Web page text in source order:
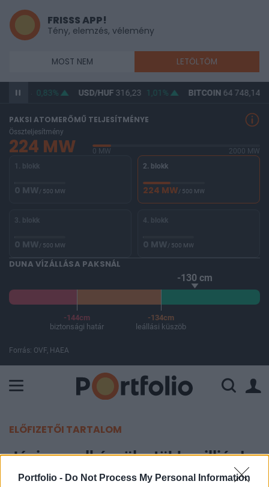
Portfolio - Do Not Process My Personal Information
FRISSS APP!
Tény, elemzés, vélemény
MOST NEM LETÖLTÖM
364,74 0,83% USD/HUF316,23 1,01% BITCOIN64 748,14
PAKSI ATOMERŐMŰ TELJESÍTMÉNYE
Összteljesítmény
224 MW 0 MW
2000 MW
1. blokk
0 MW/ 500 MW
2. blokk
224 MW/ 500 MW
3. blokk
0 MW/ 500 MW
4. blokk
0 MW/ 500 MW
DUNA VÍZÁLLÁSA PAKSNÁL
-130 cm
-144cm
biztonsági határ
-134cm
leállási küszöb
Forrás: OVF, HAEA
ELŐFIZETŐI TARTALOM
Júniusra elkészül a több milliárd
forintos székesfehérvári